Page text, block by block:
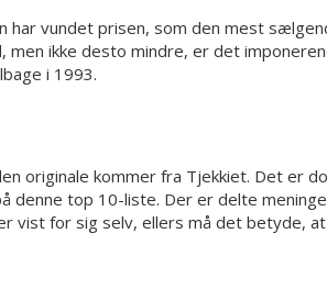
har vundet prisen, som den mest
men ikke desto mindre, er det
i 1993.
originale kommer fra Tjekkiet. Det er
denne top 10-liste. Der er delte
vist for sig selv, ellers må det betyde, at